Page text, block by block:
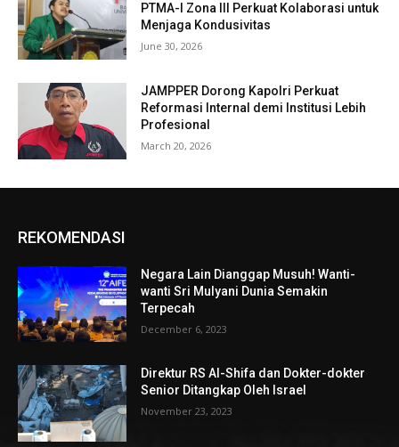
PTMA-I Zona III Perkuat Kolaborasi untuk
Menjaga Kondusivitas
June 30, 2026
JAMPPER Dorong Kapolri Perkuat
Reformasi Internal demi Institusi Lebih
Profesional
March 20, 2026
REKOMENDASI
Negara Lain Dianggap Musuh! Wanti-
wanti Sri Mulyani Dunia Semakin
Terpecah
December 6, 2023
Direktur RS Al-Shifa dan Dokter-dokter
Senior Ditangkap Oleh Israel
November 23, 2023